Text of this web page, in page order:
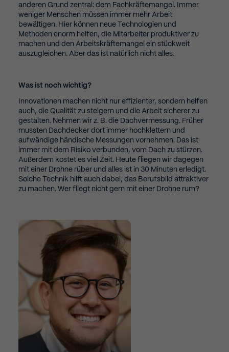
anderen Grund zentral: dem Fachkräftemangel. Immer
weniger Menschen müssen immer mehr Arbeit
bewältigen. Hier können neue Technologien und
Methoden enorm helfen, die Mitarbeiter produktiver zu
machen und den Arbeitskräftemangel ein stückweit
auszugleichen. Aber das ist natürlich nicht alles.
Was ist noch wichtig?
Innovationen machen nicht nur effizienter, sondern helfen
auch, die Qualität zu steigern und die Arbeit sicherer zu
gestalten. Nehmen wir z. B. die Dachvermessung. Früher
mussten Dachdecker dort immer hochklettern und
aufwändige händische Messungen vornehmen. Das ist
immer mit dem Risiko verbunden, vom Dach zu stürzen.
Außerdem kostet es viel Zeit. Heute fliegen wir dagegen
mit einer Drohne rüber und alles ist in 30 Minuten erledigt.
Solche Technik hilft auch dabei, das Berufsbild attraktiver
zu machen. Wer fliegt nicht gern mit einer Drohne rum?